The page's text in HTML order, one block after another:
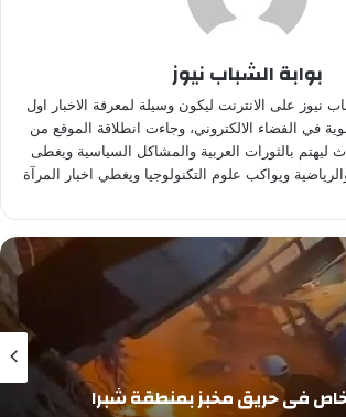
بوابة الشباب نيوز
نيوز على الانترنت ليكون وسيلة لمعرفة الاخبار اول
في الفضاء الالكتروني، وجاءت انطلاقة الموقع من
بالثورات العربية والمشاكل السياسية ويغطى
ويواكب علوم التكنولوجيا ويغطي اخبار المرآة